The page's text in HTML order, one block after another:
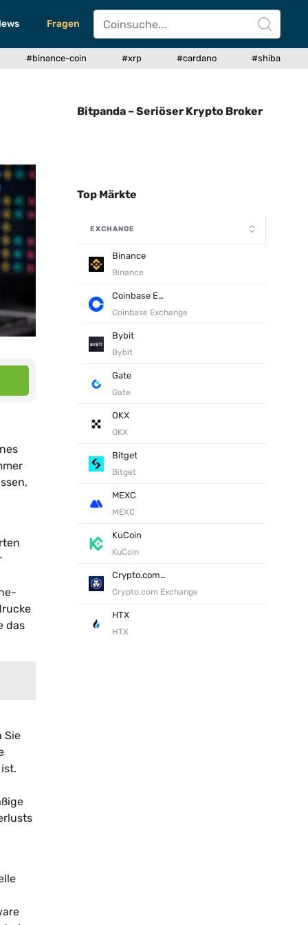
Fragen
#binance-coin #xrp #cardano #shiba
das
Sie
Bitpanda – Seriöser Krypto Broker
Top Märkte
EXCHANGE
Binance
Binance
Coinbase Exchange
Coinbase Exchange
Bybit
Bybit
Gate
Gate
OKX
OKX
Bitget
Bitget
MEXC
MEXC
KuCoin
KuCoin
Crypto.com Exchange
Crypto.com Exchange
HTX
HTX